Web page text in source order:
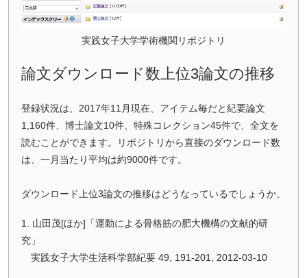
実践女子大学学術機関リポジトリ
論文ダウンロード数上位3論文の推移
登録状況は、2017年11月現在、アイテム毎だと紀要論文
1,160件、博士論文10件、特殊コレクション45件で、全文を
読むことができます。リポジトリから直接のダウンロード数
は、一月当たり平均は約9000件です。
ダウンロード上位3論文の推移はどうなっているでしょうか。
1. 山田茂[ほか]「運動による骨格筋の肥大機構の文献的研
究」
実践女子大学生活科学部紀要 49, 191-201, 2012-03-10